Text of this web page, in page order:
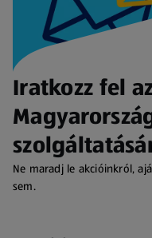
Iratkozz fel
Ne maradj le akcióinkról,
sem.